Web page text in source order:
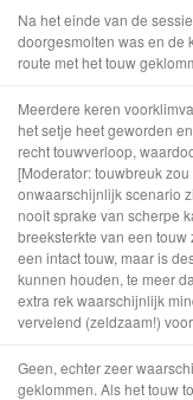
Na het einde van de
doorgesmolten was en de
route met het touw
Meerdere keren
het setje heet geworden
recht touwverloop,
[Moderator: touwbreuk
onwaarschijnlijk scenario
nooit sprake van scherpe
breeksterkte van een
een intact touw, maar is
kunnen houden, te meer
extra rek waarschijnlijk
vervelend (zeldzaam!)
Geen, echter zeer
geklommen. Als het touw